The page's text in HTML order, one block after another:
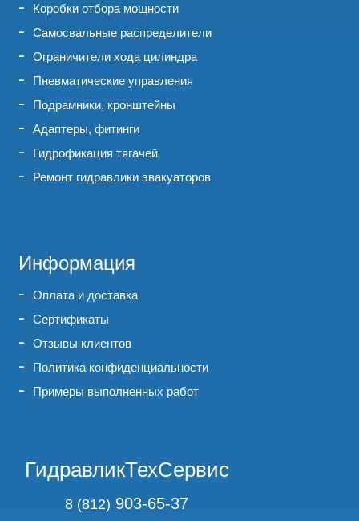
Коробки отбора мощности
Самосвальные распределители
Ограничители хода цилиндра
Пневматические управления
Подрамники, кронштейны
Адаптеры, фитинги
Гидрофикация тягачей
Ремонт гидравлики эвакуаторов
Информация
Оплата и доставка
Сертификаты
Отзывы клиентов
Политика конфиденциальности
Примеры выполненных работ
ГидравликТехСервис
8 (812) 903-65-37